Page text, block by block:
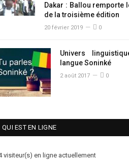
Dakar : Ballou remporte
de la troisième édition
20 février 2019 0
Univers
langue Soninké
2 août 2017 0
QUI EST EN LIGNE
visiteur(s) en ligne actuellement